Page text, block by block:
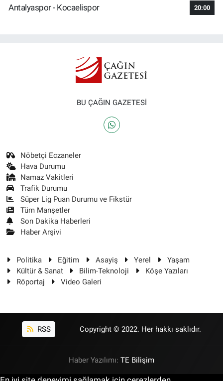
Antalyaspor - Kocaelispor 20:00
BU ÇAĞIN GAZETESİ
Nöbetçi Eczaneler
Hava Durumu
Namaz Vakitleri
Trafik Durumu
Süper Lig Puan Durumu ve Fikstür
Tüm Manşetler
Son Dakika Haberleri
Haber Arşivi
Politika Eğitim Asayiş Yerel
Yaşam
Kültür & Sanat
Bilim-Teknoloji
Köşe Yazıları
Röportaj
Video Galeri
RSS Copyright © 2022. Her hakkı saklıdır.
Haber Yazılımı: TE Bilişim